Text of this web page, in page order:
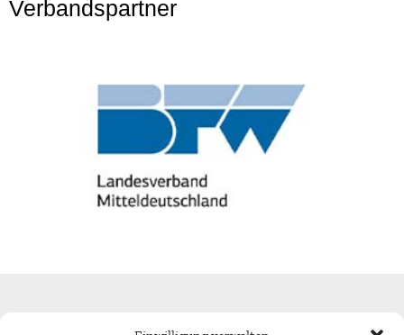
Verbandspartner